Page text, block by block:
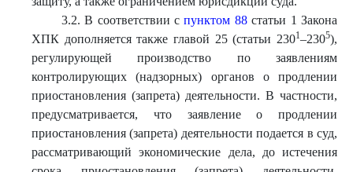
3.2. В соответствии спунктом 88статьи 1 Закона
ХПК дополняется также главой 25 (статьи 2301–2305),
регулирующей производство по заявлениям
контролирующих (надзорных) органов о продлении
приостановления (запрета) деятельности. В частности,
предусматривается, что заявление о продлении
приостановления (запрета) деятельности подается в суд,
рассматривающий экономические дела, до истечения